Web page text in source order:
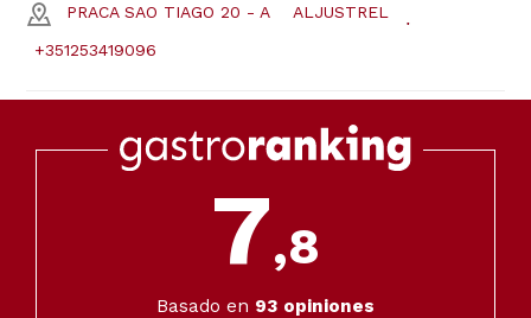
PRACA SAO TIAGO 20 - A ALJUSTREL
+351253419096
7,8
Basado en 93 opiniones